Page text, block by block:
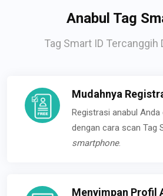
Anabul Tag
Tag Smart ID Tercanggih
Mudahnya
Registrasi anabul Anda
dengan cara scan Tag
smartphone.
Menyimpan Profil